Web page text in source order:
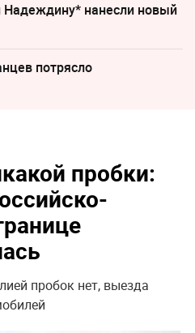
нанесли новый
потрясло
пробки:
пробок нет, выезда